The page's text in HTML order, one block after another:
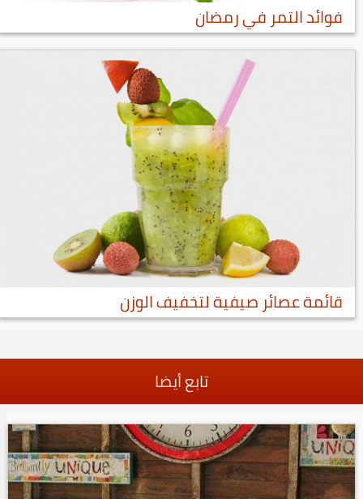
فوائد التمر في رمضان
قائمة عصائر صيفية لتخفيف الوزن
تابع أيضا